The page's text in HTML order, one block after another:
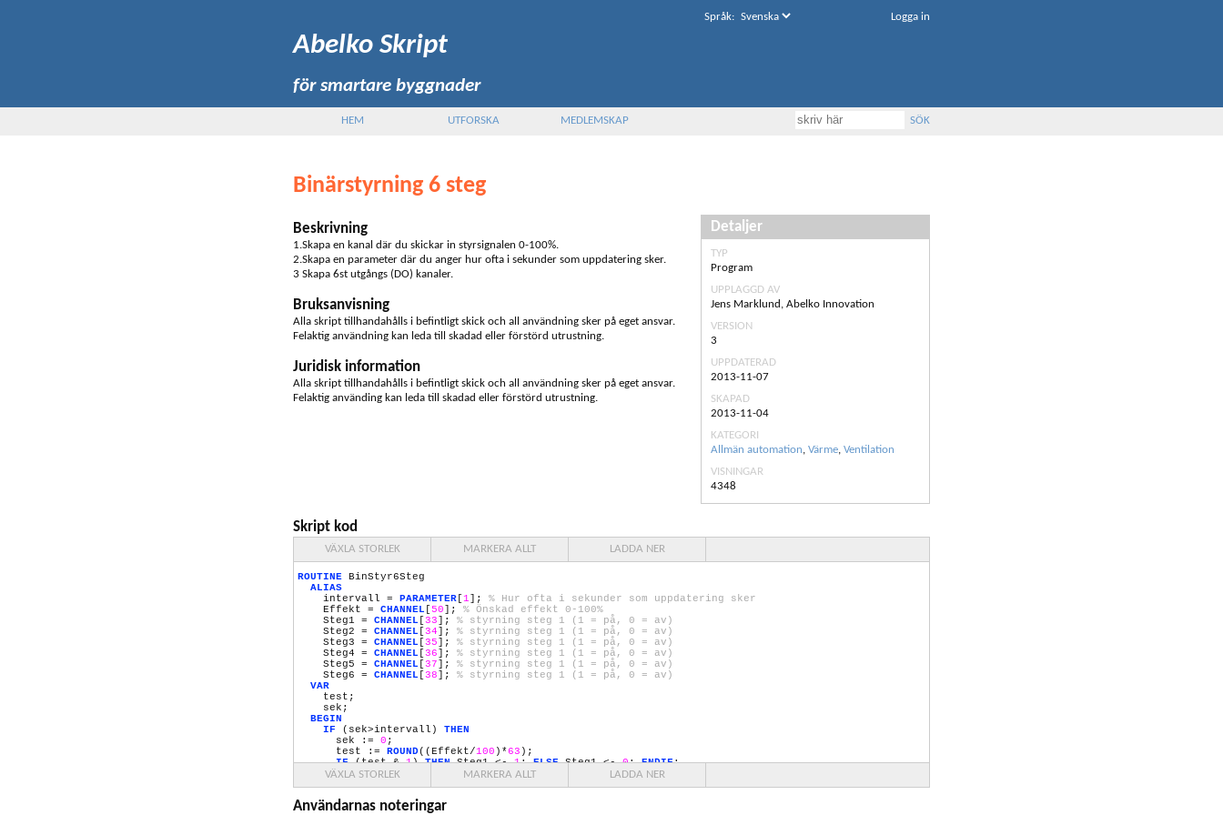
Språk: Logga in
Abelko Skript
för smartare byggnader
HEM UTFORSKA MEDLEMSKAP SÖK
Binärstyrning 6 steg
Detaljer
TYP
Program
UPPLAGGD AV
Jens Marklund, Abelko Innovation
VERSION
3
UPPDATERAD
2013-11-07
SKAPAD
2013-11-04
KATEGORI
Allmän automation, Värme, Ventilation
VISNINGAR
4348
Beskrivning
1.Skapa en kanal där du skickar in styrsignalen 0-100%.
2.Skapa en parameter där du anger hur ofta i sekunder som uppdatering sker.
3 Skapa 6st utgångs (DO) kanaler.
Bruksanvisning
Alla skript tillhandahålls i befintligt skick och all användning sker på eget ansvar.
Felaktig användning kan leda till skadad eller förstörd utrustning.
Juridisk information
Alla skript tillhandahålls i befintligt skick och all användning sker på eget ansvar.
Felaktig använding kan leda till skadad eller förstörd utrustning.
Skript kod
VÄXLA STORLEK MARKERA ALLT LADDA NER
ROUTINE BinStyr6Steg
ALIAS
intervall = PARAMETER [1]; % Hur ofta i sekunder som uppdatering sker
Effekt = CHANNEL [50]; % Önskad effekt 0 - 100%
Steg1 = CHANNEL [33]; % styrning steg 1 ( 1 = på, 0 = av)
Steg2 = CHANNEL [34]; % styrning steg 1 ( 1 = på, 0 = av)
Steg3 = CHANNEL [35]; % styrning steg 1 ( 1 = på, 0 = av)
Steg4 = CHANNEL [36]; % styrning steg 1 ( 1 = på, 0 = av)
Steg5 = CHANNEL [37]; % styrning steg 1 ( 1 = på, 0 = av)
Steg6 = CHANNEL [38]; % styrning steg 1 ( 1 = på, 0 = av)
VAR
test;
sek;
BEGIN
IF (sek>intervall) THEN
sek := 0 ;
test := ROUND((Effekt/100 )*63 );
IF(test &1)THENSteg1 <-1;ELSESteg1 <-0;ENDIF;
IF (test & Steg2 <- 1;ELSE Steg2 <-0;ENDIF
IF(test &16)THEN
VÄXLA STORLEK MARKERA ALLT LADDA NER
Användarnas noteringar